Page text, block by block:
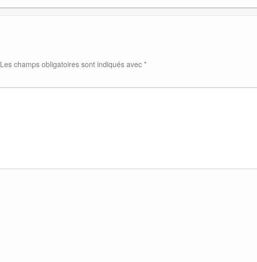
Les champs obligatoires sont indiqués avec *